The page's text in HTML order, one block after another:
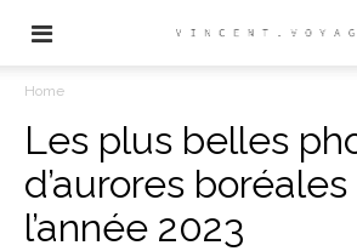
Home
Les plus belles
d’aurores
l’année 2023